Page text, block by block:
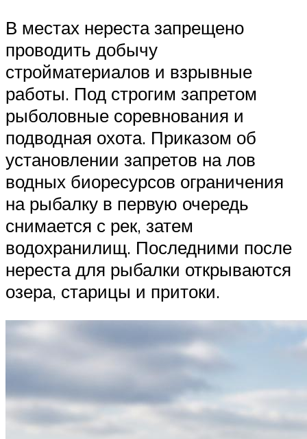
В местах нереста запрещено
проводить добычу
стройматериалов и взрывные
работы. Под строгим запретом
рыболовные соревнования и
подводная охота. Приказом об
установлении запретов на лов
водных биоресурсов ограничения
на рыбалку в первую очередь
снимается с рек, затем
водохранилищ. Последними после
нереста для рыбалки открываются
озера, старицы и притоки.